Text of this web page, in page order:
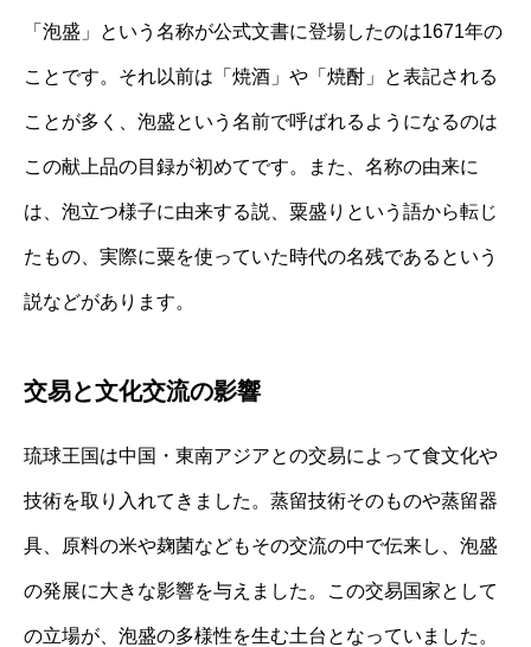
「泡盛」という名称が公式文書に登場したのは1671年の
ことです。それ以前は「焼酒」や「焼酎」と表記される
ことが多く、泡盛という名前で呼ばれるようになるのは
この献上品の目録が初めてです。また、名称の由来に
は、泡立つ様子に由来する説、粟盛りという語から転じ
たもの、実際に粟を使っていた時代の名残であるという
説などがあります。
交易と文化交流の影響
琉球王国は中国・東南アジアとの交易によって食文化や
技術を取り入れてきました。蒸留技術そのものや蒸留器
具、原料の米や麹菌などもその交流の中で伝来し、泡盛
の発展に大きな影響を与えました。この交易国家として
の立場が、泡盛の多様性を生む土台となっていました。